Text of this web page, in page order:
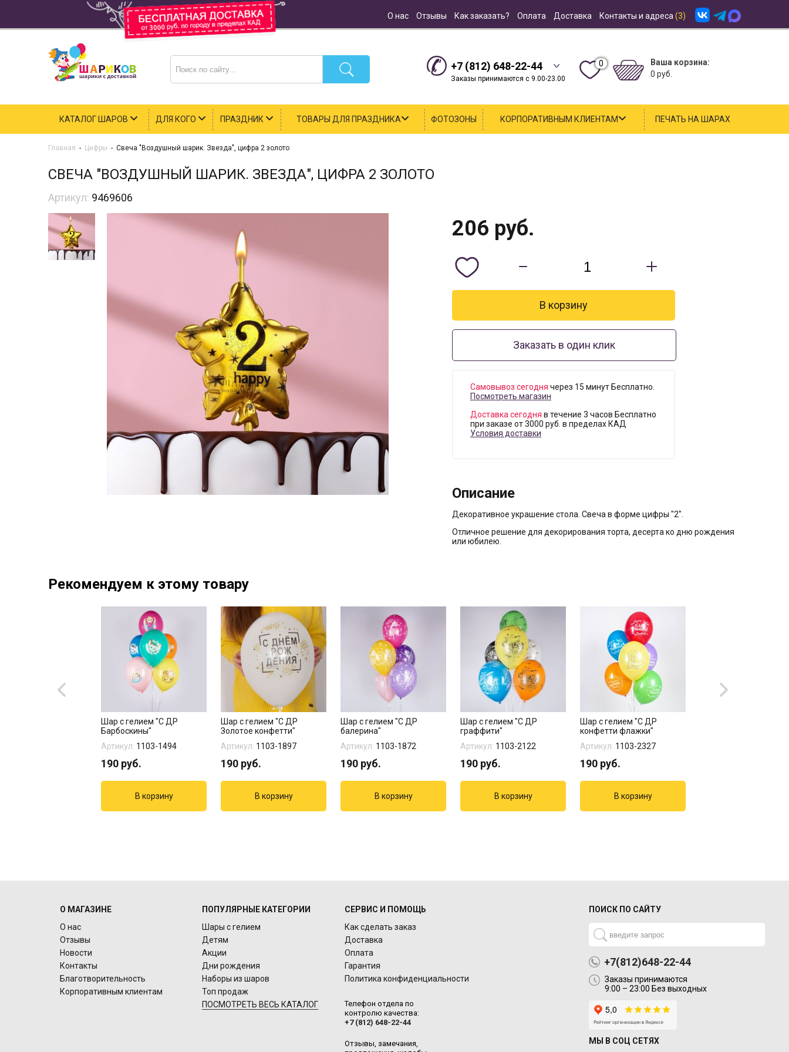
О нас Отзывы Как заказать? Оплата Доставка Контакты и адреса (3)
+7 (812) 648-22-44
Заказы принимаются с 9.00-23.00
0
Ваша корзина:
0 руб.
КАТАЛОГ ШАРОВ ДЛЯ КОГО ПРАЗДНИК ТОВАРЫ ДЛЯ ПРАЗДНИКА ФОТОЗОНЫ КОРПОРАТИВНЫМ КЛИЕНТАМ ПЕЧАТЬ НА ШАРАХ
Главная - Цифры - Свеча "Воздушный шарик. Звезда", цифра 2 золото
СВЕЧА "ВОЗДУШНЫЙ ШАРИК. ЗВЕЗДА", ЦИФРА 2 ЗОЛОТО
Артикул: 9469606
206 руб.
Заказать в один клик
Самовывоз сегодня через 15 минут Бесплатно.
Посмотреть магазин
Доставка сегодня в течение 3 часов Бесплатно
при заказе от 3000 руб. в пределах КАД
Условия доставки
Описание
Декоративное украшение стола. Свеча в форме цифры "2".
Отличное решение для декорирования торта, десерта ко дню рождения
или юбилею.
Рекомендуем к этому товару
Шар с гелием "С ДР
Барбоскины"
Артикул: 1103-1494
190 руб.
Шар с гелием "С ДР
Золотое конфетти"
Артикул: 1103-1897
190 руб.
Шар с гелием "С ДР
балерина"
Артикул: 1103-1872
190 руб.
Шар с гелием "С ДР
граффити"
Артикул: 1103-2122
190 руб.
Шар с гелием "С ДР
конфетти флажки"
Артикул: 1103-2327
190 руб.
О МАГАЗИНЕ
О нас
Отзывы
Новости
Контакты
Благотворительность
Корпоративным клиентам
ПОПУЛЯРНЫЕ КАТЕГОРИИ
Шары с гелием
Детям
Акции
Дни рождения
Наборы из шаров
Топ продаж
ПОСМОТРЕТЬ ВЕСЬ КАТАЛОГ
СЕРВИС И ПОМОЩЬ
Как сделать заказ
Доставка
Оплата
Гарантия
Политика конфиденциальности
Телефон отдела по
контролю качества:
+7 (812) 648-22-44
Отзывы, замечания,
ПОИСК ПО САЙТУ
+7(812)648-22-44
Заказы принимаются
9:00 – 23:00 Без выходных
МЫ В СОЦ СЕТЯХ